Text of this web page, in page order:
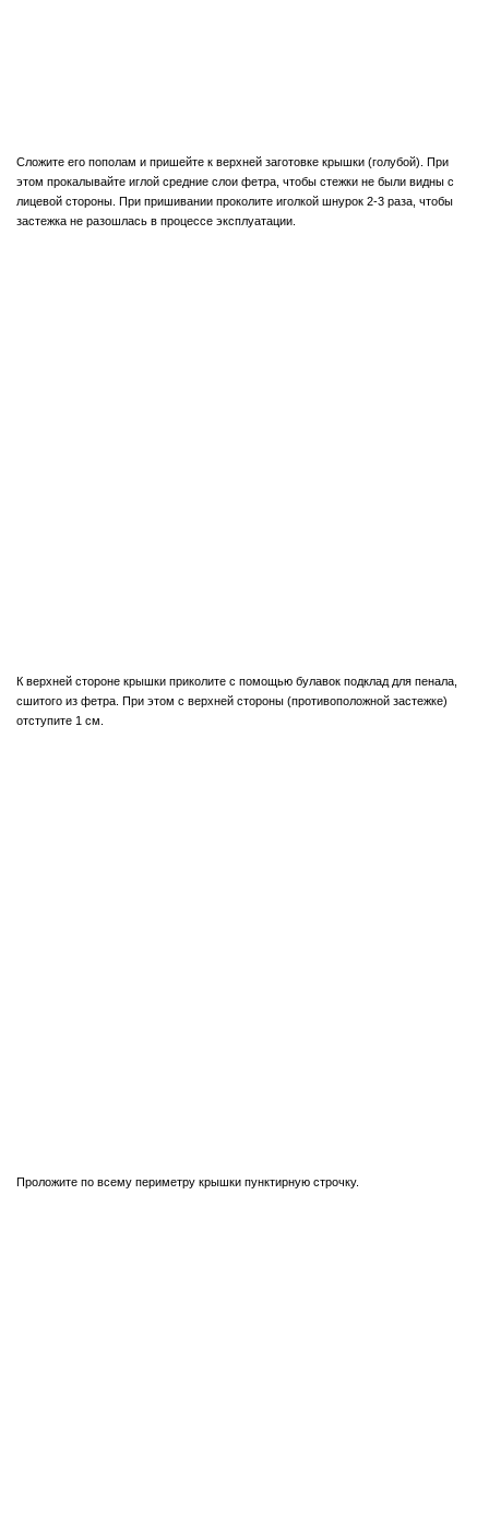
Сложите его пополам и пришейте к верхней заготовке крышки (голубой). При
этом прокалывайте иглой средние слои фетра, чтобы стежки не были видны с
лицевой стороны. При пришивании проколите иголкой шнурок 2-3 раза, чтобы
застежка не разошлась в процессе эксплуатации.
К верхней стороне крышки приколите с помощью булавок подклад для пенала,
сшитого из фетра. При этом с верхней стороны (противоположной застежке)
отступите 1 см.
Проложите по всему периметру крышки пунктирную строчку.